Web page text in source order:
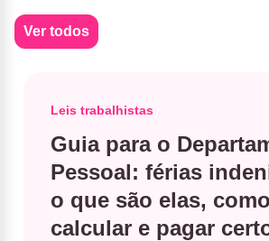
Ver todos
Leis trabalhistas
Guia para o
Pessoal: férias
o que são elas, como
calcular e pagar